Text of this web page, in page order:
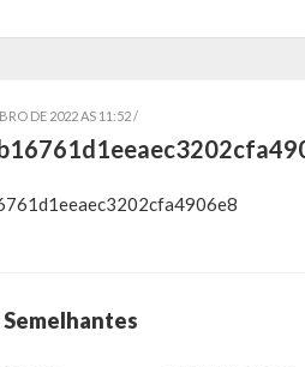
DE 2022 AS 11:52 /